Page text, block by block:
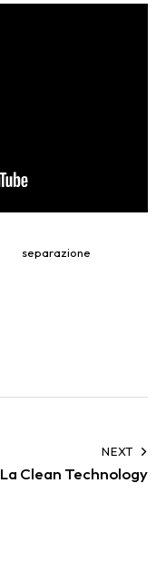
separazione
NEXT
La Clean Technology